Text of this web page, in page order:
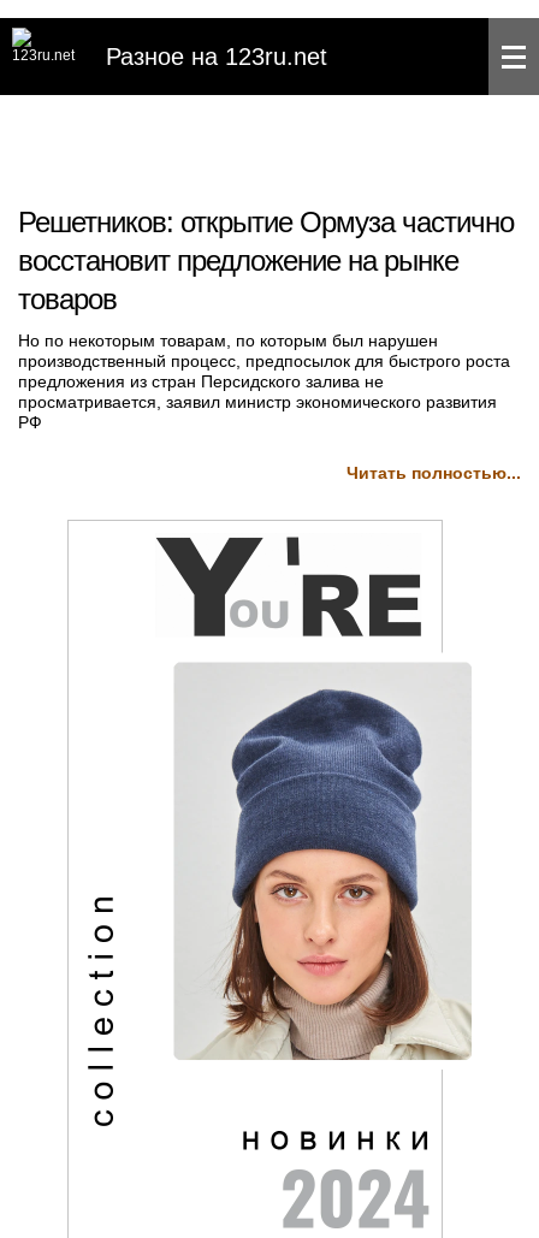
Разное на 123ru.net
Решетников: открытие Ормуза частично
восстановит предложение на рынке
товаров
Но по некоторым товарам, по которым был нарушен
производственный процесс, предпосылок для быстрого роста
предложения из стран Персидского залива не
просматривается, заявил министр экономического развития
РФ
Читать полностью...